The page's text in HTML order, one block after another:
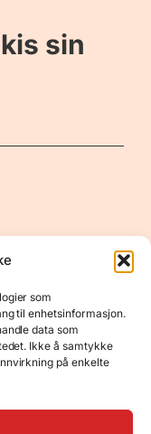
som
til enhetsinformasjon.
data som
Ikke å samtykke
på enkelte
sin
opplevelser og
restauranter,
og bøker m.m.